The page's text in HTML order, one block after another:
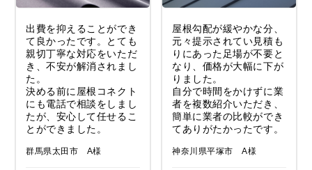
出費を抑えることができ
て良かったです。とても
親切丁寧な対応をいただ
き、不安が解消されまし
た。
決める前に屋根コネクト
にも電話で相談をしまし
たが、安心して任せるこ
とができました。
群馬県太田市 A様
屋根勾配が緩やかな分、
元々提示されてい見積も
りにあった足場が不要と
なり、価格が大幅に下が
りました。
自分で時間をかけずに業
者を複数紹介いただき、
簡単に業者の比較ができ
てありがたかったです。
神奈川県平塚市 A様